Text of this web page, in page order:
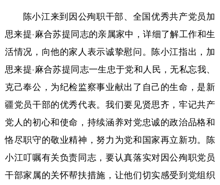
陈小江来到因公殉职干部、全国优秀共产党员加
思来提·麻合苏提同志的亲属家中，详细了解工作和生
活情况，向他的家人表示诚挚慰问。陈小江指出，加
思来提·麻合苏提同志一生忠于党和人民，无私忘我、
克己奉公，为纪检监察事业献出了自己的生命，是新
疆党员干部的优秀代表。我们要见贤思齐，牢记共产
党人的初心和使命，持续涵养对党忠诚的政治品格和
恪尽职守的敬业精神，努力为党和国家再立新功。陈
小江叮嘱有关负责同志，要认真落实对因公殉职党员
干部家属的关怀帮扶措施，让他们切实感受到党组织